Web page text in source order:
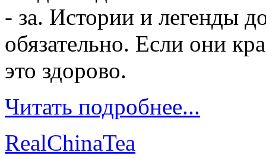
- за. Истории и легенды
обязательно. Если они
это здорово.
Читать подробнее...
RealChinaTea